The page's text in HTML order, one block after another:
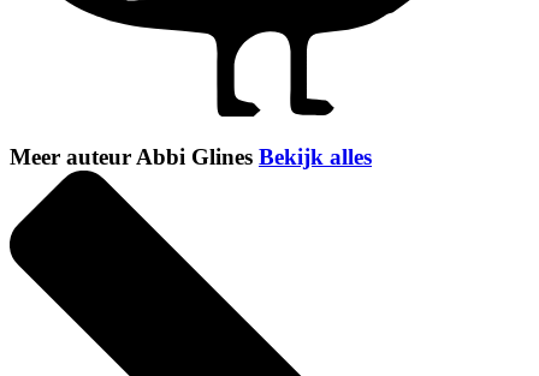
Meer auteur Abbi Glines Bekijk alles